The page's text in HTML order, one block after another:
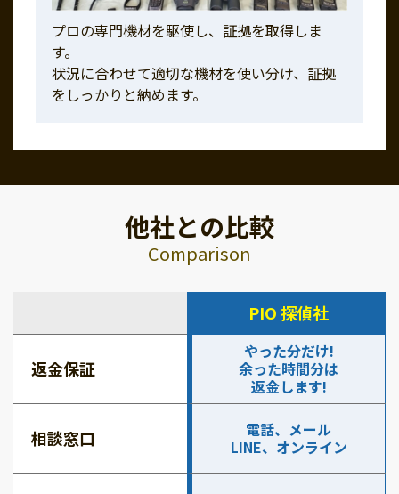
プロの専門機材を駆使し、証拠を取得しま
す。
状況に合わせて適切な機材を使い分け、証拠
をしっかりと納めます。
他社との比較
Comparison
PIO 探偵社
返金保証
やった分だけ!
余った時間分は
返金します!
相談窓口
電話、メール
LINE、オンライン